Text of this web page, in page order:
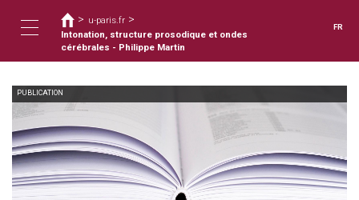
contenu
Toggle
navigation
Vous
êtes
ici
> u-paris.fr >
Intonation, structure prosodique et ondes
cérébrales - Philippe Martin
FR
PUBLICATION